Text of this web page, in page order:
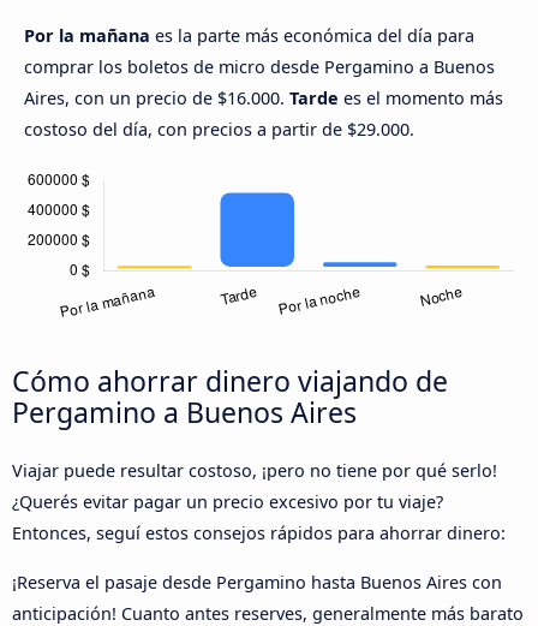
Por la mañana es la parte más económica del día para
comprar los boletos de micro desde Pergamino a Buenos
Aires, con un precio de $16.000. Tarde es el momento más
costoso del día, con precios a partir de $29.000.
Cómo ahorrar dinero viajando de
Pergamino a Buenos Aires
Viajar puede resultar costoso, ¡pero no tiene por qué serlo!
¿Querés evitar pagar un precio excesivo por tu viaje?
Entonces, seguí estos consejos rápidos para ahorrar dinero:
¡Reserva el pasaje desde Pergamino hasta Buenos Aires con
anticipación! Cuanto antes reserves, generalmente más barato